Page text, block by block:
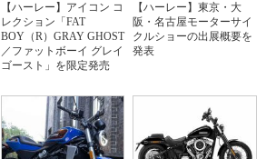
【ハーレー】アイコン コ
レクション「FAT
BOY（R）GRAY GHOST
／ファットボーイ グレイ
ゴースト」を限定発売
【ハーレー】東京・大
阪・名古屋モーターサイ
クルショーの出展概要を
発表